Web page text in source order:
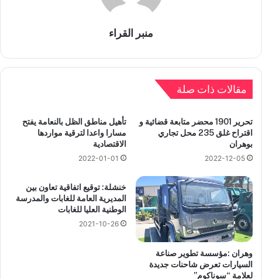
منبر القراء
مقالات ذات صلة
تحرير 1901 محضر متابعة قضائية و
اقتراح غلق 235 محل تجاري
بوهران
2022-12-05
تأهيل مناطق الظل بالنعامة يفتح
مسارا واعدا لترقية مواردها
الاقتصادية
2022-01-01
وهران :مؤسسة تطوير صناعة
السيارات تعرض شاحنات جديدة
لعلامة “سوناكوم”
خنشلة: توقيع اتفاقية تعاون بين
المديرية العامة للغابات والمدرسة
الوطنية العليا للغابات
2021-10-26